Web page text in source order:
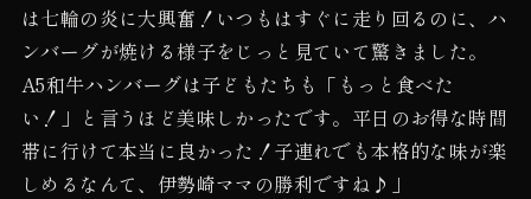
は七輪の炎に大興奮！いつもはすぐに走り回るのに、ハ
ンバーグが焼ける様子をじっと見ていて驚きました。
A5和牛ハンバーグは子どもたちも「もっと食べた
い！」と言うほど美味しかったです。平日のお得な時間
帯に行けて本当に良かった！子連れでも本格的な味が楽
しめるなんて、伊勢崎ママの勝利ですね♪」